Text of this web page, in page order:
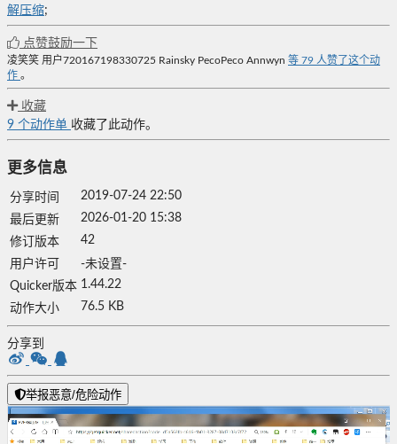
解压缩;
点赞鼓励一下
凌笑笑 用户720167198330725 Rainsky PecoPeco Annwyn 等 79 人赞了这个动
作 。
收藏
9 个动作单 收藏了此动作。
更多信息
分享时间
2019-07-24 22:50
最后更新
2026-01-20 15:38
修订版本
42
用户许可
-未设置-
Quicker版本 1.44.22
动作大小
76.5 KB
分享到
举报恶意/危险动作